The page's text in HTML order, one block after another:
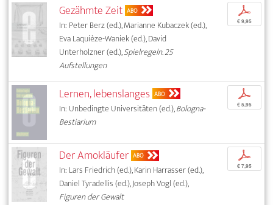
Gezähmte Zeit ABO
In: Peter Berz (ed.), Marianne Kubaczek (ed.),
Eva Laquièze-Waniek (ed.), David
Unterholzner (ed.),Spielregeln. 25
Aufstellungen
p
€ 9,95
Lernen, lebenslanges ABO
In: Unbedingte Universitäten (ed.),Bologna-
Bestiarium
p
€ 5,95
Der Amokläufer ABO
In: Lars Friedrich (ed.), Karin Harrasser (ed.),
Daniel Tyradellis (ed.), Joseph Vogl (ed.),
Figuren der Gewalt
p
€ 7,95